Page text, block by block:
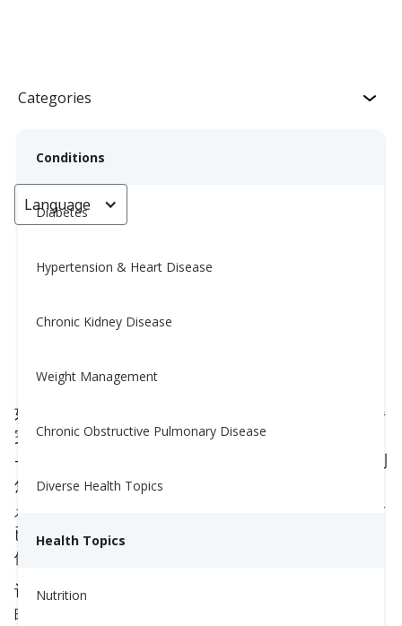
Categories
Conditions
Diabetes
Hypertension & Heart Disease
Chronic Kidney Disease
Weight Management
Chronic Obstructive Pulmonary Disease
Diverse Health Topics
Health Topics
Nutrition
Language
血糖仪读数不一致？那就关注这一
如果你曾经用两台不同的测糖仪检查你的血糖并获得
完全不同的数字——比如一台是75，另一台是115
——你并不是在想象。你也不是一个人。如果你感到
焦虑、沮丧，或者只是厌倦了试图弄清楚
是正确的
，我能理解。像我这样的糖尿病教育工作者
已经处理这个问题
们最大的痛点之一。
让我们一起来深入分析一下这个问题——坦诚、清
晰，没有任何粉饰。